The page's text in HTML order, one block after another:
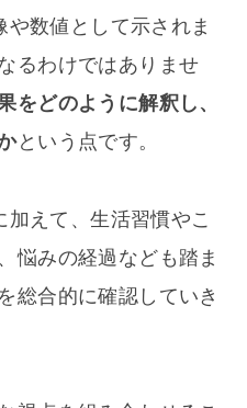
数値として示されま
るわけではありませ
をどのように解釈し、
という点です。
加えて、生活習慣やこ
悩みの経過なども踏ま
総合的に確認していき